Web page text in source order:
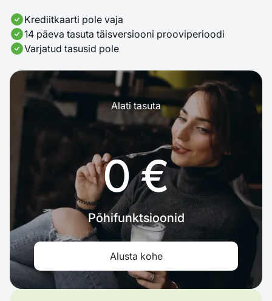
Krediitkaarti pole vaja
14 päeva tasuta täisversiooni prooviperioodi
Varjatud tasusid pole
Alati tasuta
0 €
Põhifunktsioonid
Alusta kohe